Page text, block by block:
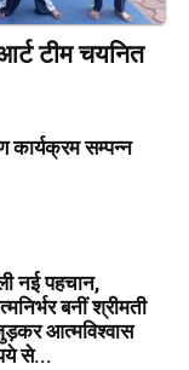
टीम चयनित
कार्यक्रम सम्पन्न
नई पहचान,
बनीं श्रीमती
आत्मविश्वास
से...